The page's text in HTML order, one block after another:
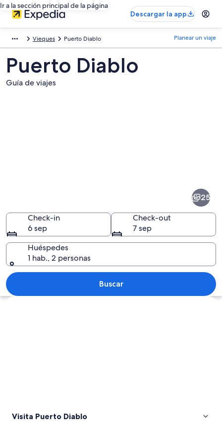
Ir a la sección principal de la página
Descargar la app
Vieques Puerto Diablo Planear un viaje
Puerto Diablo
Guía de viajes
Una playa rocosa con palmeras y el
25
Check-in
6 sep
Check-out
7 sep
Huéspedes
1 hab., 2 personas
Buscar
Explorar mapa
Visita Puerto Diablo